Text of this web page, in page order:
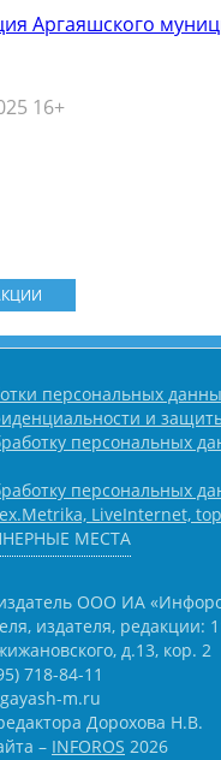
Аргаяшского
16+
персональных
и
персональных
персональных
LiveInternet,
МЕСТА
ООО ИА
издателя, редакции:
д.13, кор. 2
718-84-11
m.ru
Дорохова Н.В.
– INFOROS 2026